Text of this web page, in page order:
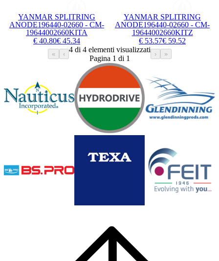
YANMAR SPLITRING
ANODE196440-02660 - CM-
19644002660KITA
€ 40.80€ 45.34
YANMAR SPLITRING
ANODE196440-02660 - CM-
19644002660KITZ
€ 53.57€ 59.52
« ‹
4 di 4 elementi visualizzati
Pagina 1 di 1
› »